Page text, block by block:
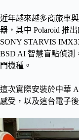
近年越來越多商旅車
器，其中 Polaroid 推
SONY STARVIS
BSD AI 智慧盲點偵測
門機種。
這次實際安裝於中華
感受，以及這台電子